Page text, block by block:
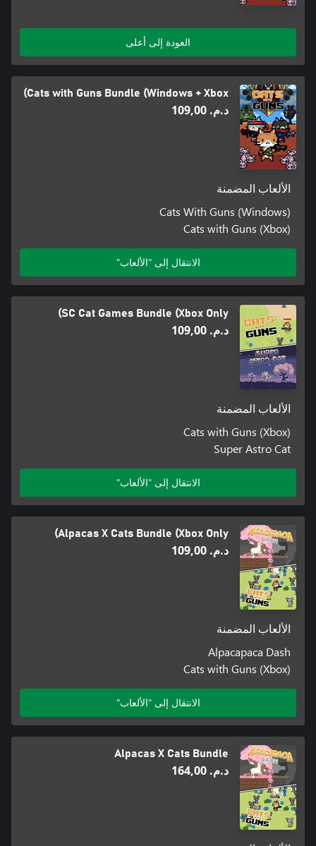
العودة إلى أعلى
Cats with Guns Bundle (Windows + Xbox)
د.م.‏ 109,00
الألعاب المضمنة
Cats With Guns (Windows)
Cats with Guns (Xbox)
الانتقال إلى "الألعاب"
SC Cat Games Bundle (Xbox Only)
د.م.‏ 109,00
الألعاب المضمنة
Cats with Guns (Xbox)
Super Astro Cat
الانتقال إلى "الألعاب"
Alpacas X Cats Bundle (Xbox Only)
د.م.‏ 109,00
الألعاب المضمنة
Alpacapaca Dash
Cats with Guns (Xbox)
الانتقال إلى "الألعاب"
Alpacas X Cats Bundle
د.م.‏ 164,00